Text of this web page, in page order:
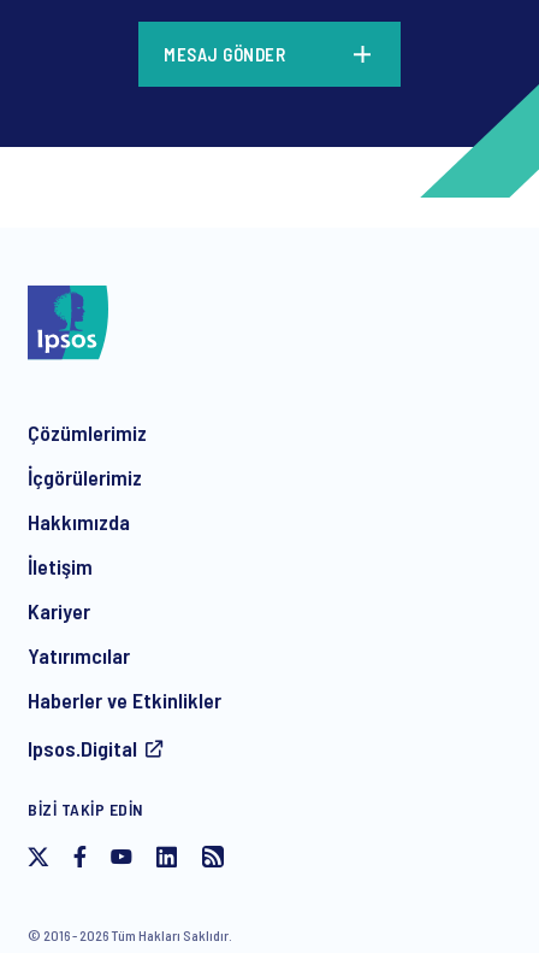
*
*
iletişimi almaya, ücretsiz etkinlik davetiyeleri ve makaleler
zaman, geleceğe dönük olarak geri çekebilirsiniz.
MESAJ GÖNDER
Çözümlerimiz
İçgörülerimiz
Hakkımızda
İletişim
Kariyer
Yatırımcılar
Haberler ve Etkinlikler
Ipsos.Digital
BIZI TAKIP EDIN
© 2016 - 2026 Tüm Hakları Saklıdır.